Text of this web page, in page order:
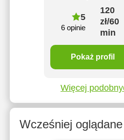
5
6 opinie
120
zł/60
min
Pokaż profil
Więcej
Wcześniej